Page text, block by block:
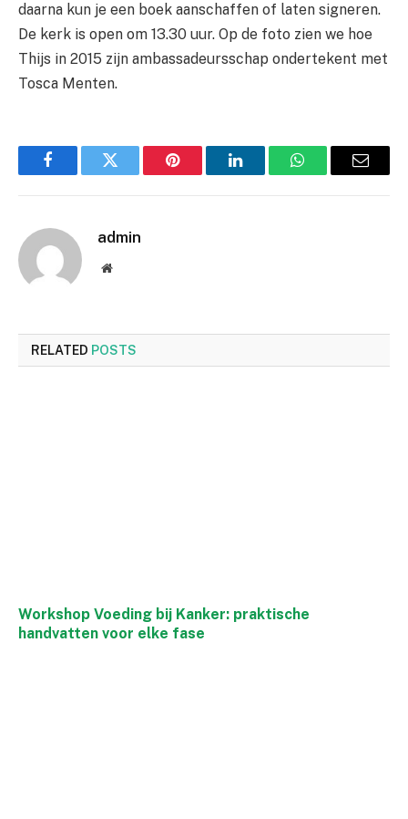
daarna kun je een boek aanschaffen of laten signeren.
De kerk is open om 13.30 uur. Op de foto zien we hoe
Thijs in 2015 zijn ambassadeursschap ondertekent met
Tosca Menten.
FacebookTwitter Pinterest LinkedInWhatsAppEmail
admin
Website
RELATED POSTS
Workshop Voeding bij Kanker: praktische
handvatten voor elke fase